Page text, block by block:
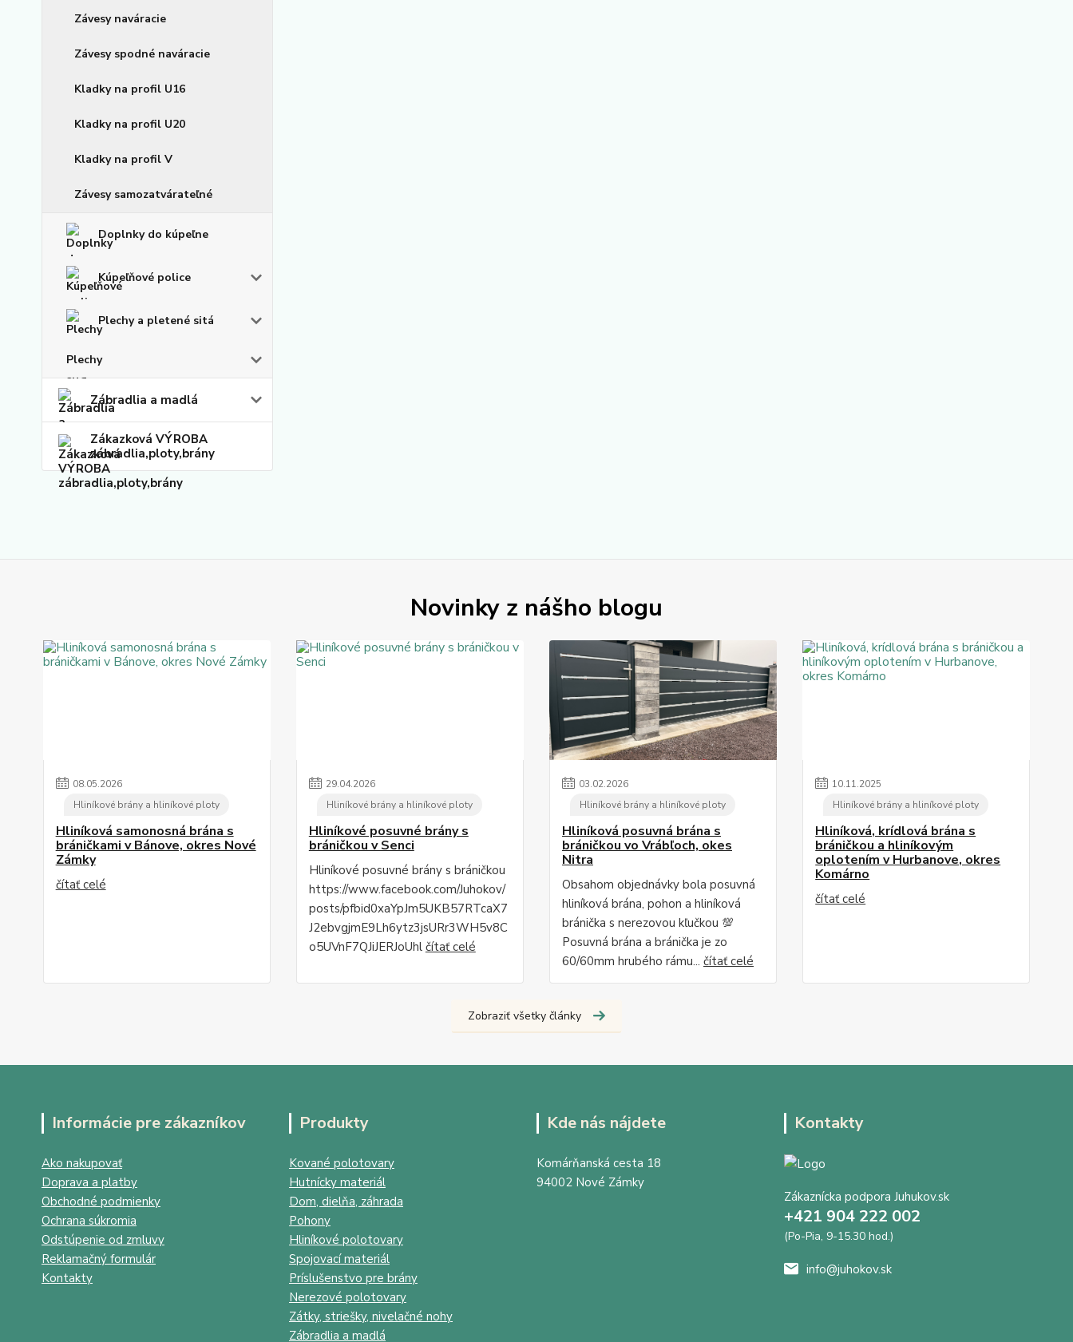
Závesy naváracie
Závesy spodné naváracie
Kladky na profil U16
Kladky na profil U20
Kladky na profil V
Závesy samozatvárateľné
Doplnky do kúpeľne
Kúpeľňové police
Plechy a pletené sitá
Plechy
Zábradlia a madlá
Zákazková VÝROBA
zábradlia,ploty,brány
Novinky z nášho blogu
08.05.2026
Hliníkové brány a hliníkové ploty
Hliníková samonosná brána s
bráničkami v Bánove, okres Nové
Zámky
čítať celé
29.04.2026
Hliníkové brány a hliníkové ploty
Hliníkové posuvné brány s
bráničkou v Senci
Hliníkové posuvné brány s bráničkou
https://www.facebook.com/Juhokov/
posts/pfbid0xaYpJm5UKB57RTcaX7
J2ebvgjmE9Lh6ytz3jsURr3WH5v8C
o5UVnF7QJiJERJoUhl čítať celé
03.02.2026
Hliníkové brány a hliníkové ploty
Hliníková posuvná brána s
bráničkou vo Vrábľoch, okes
Nitra
Obsahom objednávky bola posuvná
hliníková brána, pohon a hliníková
bránička s nerezovou kľučkou 💯
Posuvná brána a bránička je zo
60/60mm hrubého rámu... čítať celé
10.11.2025
Hliníkové brány a hliníkové ploty
Hliníková, krídlová brána s
bráničkou a hliníkovým
oplotením v Hurbanove, okres
Komárno
čítať celé
Zobraziť všetky články
Informácie pre zákazníkov
Ako nakupovať
Doprava a platby
Obchodné podmienky
Ochrana súkromia
Odstúpenie od zmluvy
Reklamačný formulár
Kontakty
Produkty
Kované polotovary
Hutnícky materiál
Dom, dielňa, záhrada
Pohony
Hliníkové polotovary
Spojovací materiál
Príslušenstvo pre brány
Nerezové polotovary
Zátky, striešky, nivelačné nohy
Zábradlia a madlá
Kde nás nájdete
Komárňanská cesta 18
94002 Nové Zámky
Kontakty
Zákaznícka podpora Juhukov.sk
+421 904 222 002
(Po-Pia, 9-15.30 hod.)
info@juhokov.sk